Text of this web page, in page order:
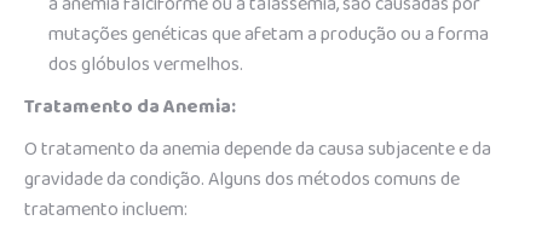
mutações genéticas que afetam a produção ou a forma
dos glóbulos vermelhos.
Tratamento da Anemia:
O tratamento da anemia depende da causa subjacente e da
gravidade da condição. Alguns dos métodos comuns de
tratamento incluem: